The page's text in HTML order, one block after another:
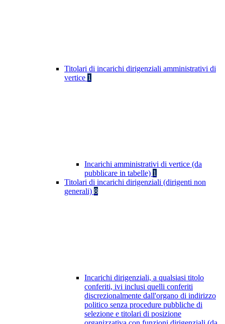
Titolari di incarichi dirigenziali amministrativi di
vertice 1
Incarichi amministrativi di vertice (da
pubblicare in tabelle) 1
Titolari di incarichi dirigenziali (dirigenti non
generali) 8
Incarichi dirigenziali, a qualsiasi titolo
conferiti, ivi inclusi quelli conferiti
discrezionalmente dall'organo di indirizzo
politico senza procedure pubbliche di
selezione e titolari di posizione